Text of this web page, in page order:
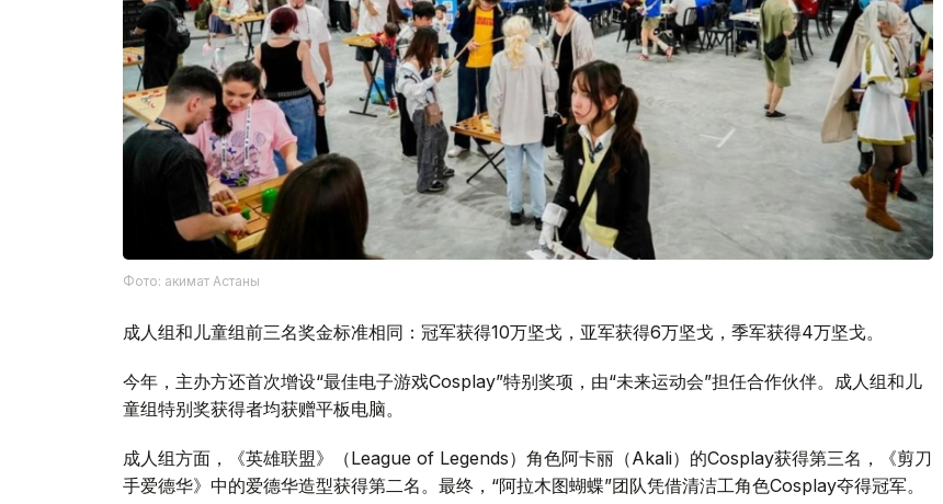
Фото: акимат Астаны
成人组和儿童组前三名奖金标准相同：冠军获得10万坚戈，亚军获得6万坚戈，季军获得4万坚戈。
今年，主办方还首次增设“最佳电子游戏Cosplay”特别奖项，由“未来运动会”担任合作伙伴。成人组和儿
童组特别奖获得者均获赠平板电脑。
成人组方面，《英雄联盟》（League of Legends）角色阿卡丽（Akali）的Cosplay获得第三名，《剪刀
手爱德华》中的爱德华造型获得第二名。最终，“阿拉木图蝴蝶”团队凭借清洁工角色Cosplay夺得冠军。